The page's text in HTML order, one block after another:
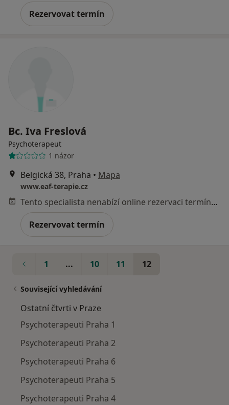
Rezervovat termín
Bc. Iva Freslová
Psychoterapeut
1 názor
Belgická 38, Praha • Mapa
www.eaf-terapie.cz
Tento specialista nenabízí online rezervaci termínu na této adrese.
Rezervovat termín
1 ... 10 11 12
Související vyhledávání
Ostatní čtvrti v Praze
Psychoterapeuti Praha 1
Psychoterapeuti Praha 2
Psychoterapeuti Praha 6
Psychoterapeuti Praha 5
Psychoterapeuti Praha 4